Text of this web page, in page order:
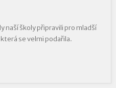
naší školy připravili pro mladší
se velmi podařila.